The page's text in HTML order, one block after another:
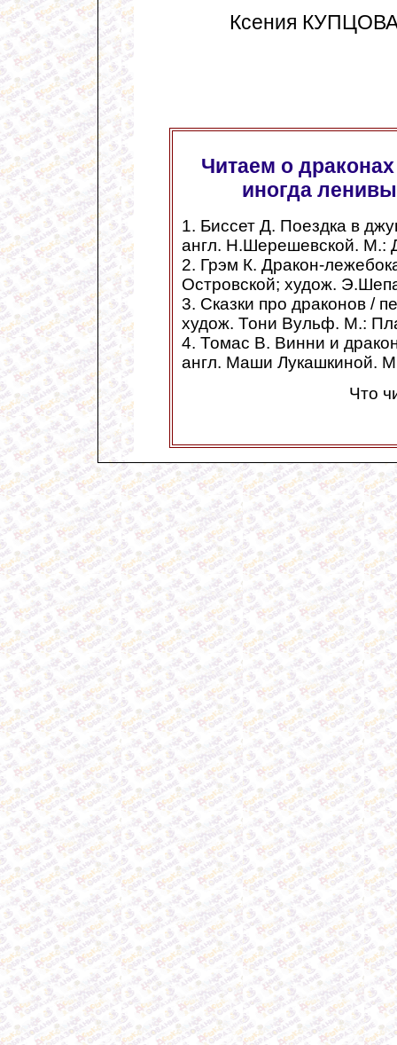
Ксения
Читаем о
иногда
1. Биссет Д. Поездка в
англ. Н.Шерешевской. М.:
2. Грэм К. Дракон-
Островской; худож.
3. Сказки про драконов /
худож. Тони Вульф. М.:
4. Томас В. Винни и
англ. Маши Лукашкиной.
Что